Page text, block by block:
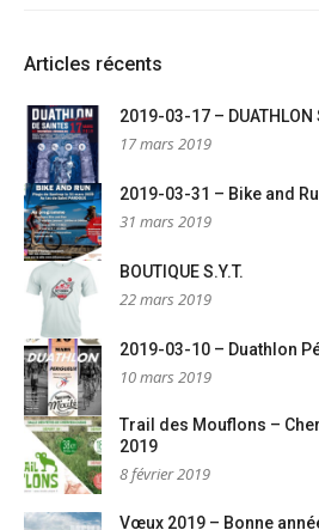
Articles récents
2019-03-17 – DUATHLON
17 mars 2019
2019-03-31 – Bike and
31 mars 2019
BOUTIQUE S.Y.T.
22 mars 2019
2019-03-10 – Duathlon
10 mars 2019
Trail des Mouflons –
2019
8 février 2019
Vœux 2019 – Bonne